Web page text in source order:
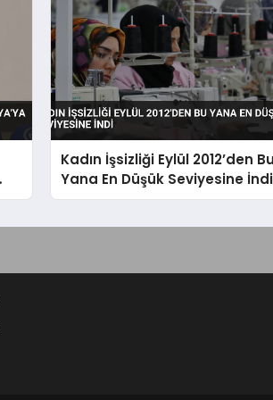
Kadın İşsizliği Eylül 2012’den
Yana En Düşük Seviyesine İndi